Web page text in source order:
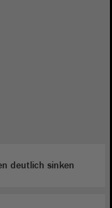
deutlich sinken